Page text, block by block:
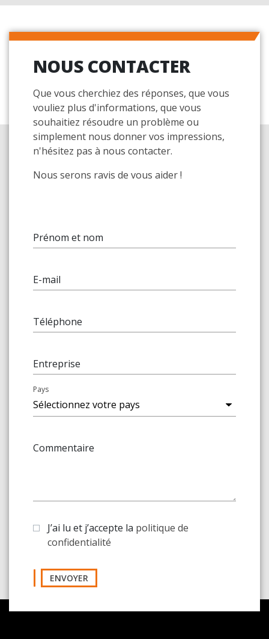
NOUS CONTACTER
Que vous cherchiez des réponses, que vous
vouliez plus d'informations, que vous
souhaitiez résoudre un problème ou
simplement nous donner vos impressions,
n'hésitez pas à nous contacter.
Nous serons ravis de vous aider !
Prénom et nom
E-mail
Téléphone
Entreprise
Pays
Commentaire
J’ai lu et j’accepte la politique de
confidentialité
ENVOYER